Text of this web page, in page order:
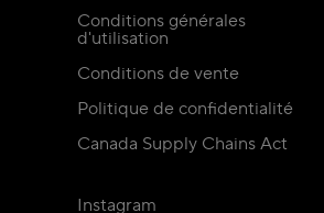
Conditions générales
d'utilisation
Conditions de vente
Politique de confidentialité
Canada Supply Chains Act
Instagram